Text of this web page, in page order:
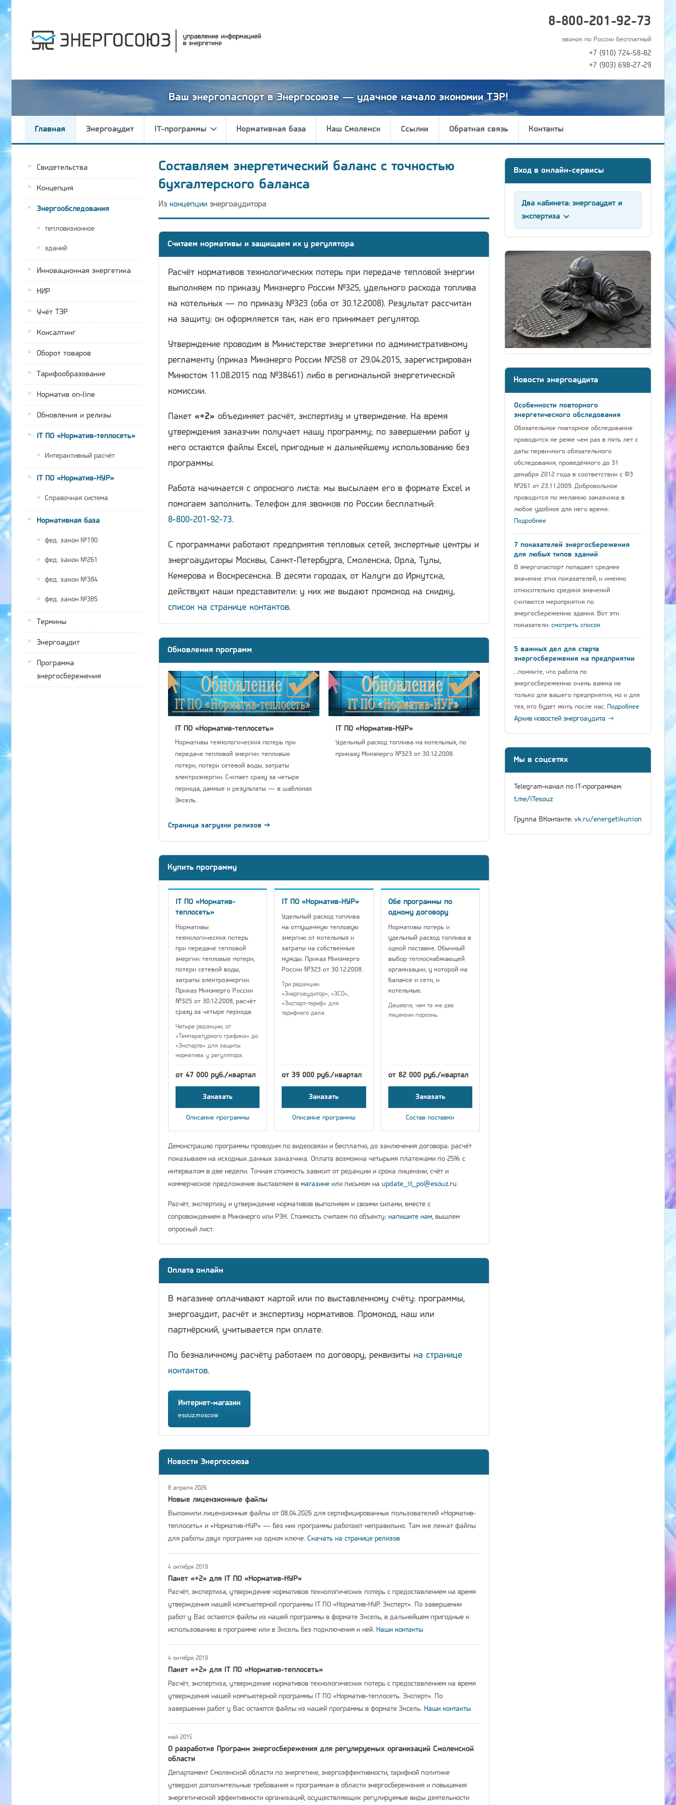
8-800-201-92-73
звонок по России бесплатный
+7 (910) 724-58-82
+7 (903) 698-27-29
Ваш энергопаспорт в Энергосоюзе — удачное начало экономии ТЭР!
Главная Энергоаудит IT-программы Нормативная база Наш Смоленск Ссылки Обратная связь Контакты
Свидетельства
Концепция
Энергообследования
тепловизионное
зданий
Инновационная энергетика
НИР
Учёт ТЭР
Консалтинг
Оборот товаров
Тарифообразование
Норматив on-line
Обновления и релизы
IT ПО «Норматив-теплосеть»
Интерактивный расчёт
IT ПО «Норматив-НУР»
Справочная система
Нормативная база
фед. закон №190
фед. закон №261
фед. закон №384
фед. закон №385
Термины
Энергоаудит
Программа
энергосбережения
Составляем энергетический баланс с точностью
бухгалтерского баланса
Из концепции энергоаудитора
Считаем нормативы и защищаем их у регулятора
Расчёт нормативов технологических потерь при передаче тепловой энергии
выполняем по приказу Минэнерго России №325, удельного расхода топлива
на котельных — по приказу №323 (оба от 30.12.2008). Результат рассчитан
на защиту: он оформляется так, как его принимает регулятор.
Утверждение проводим в Министерстве энергетики по административному
регламенту (приказ Минэнерго России №258 от 29.04.2015, зарегистрирован
Минюстом 11.08.2015 под №38461) либо в региональной энергетической
комиссии.
Пакет «+2» объединяет расчёт, экспертизу и утверждение. На время
утверждения заказчик получает нашу программу; по завершении работ у
него остаются файлы Excel, пригодные к дальнейшему использованию без
программы.
Работа начинается с опросного листа: мы высылаем его в формате Excel и
помогаем заполнить. Телефон для звонков по России бесплатный:
8-800-201-92-73.
С программами работают предприятия тепловых сетей, экспертные центры и
энергоаудиторы Москвы, Санкт-Петербурга, Смоленска, Орла, Тулы,
Кемерова и Воскресенска. В десяти городах, от Калуги до Иркутска,
действуют наши представители: у них же выдают промокод на скидку,
список на странице контактов.
Обновления программ
IT ПО «Норматив-теплосеть»
Нормативы технологических потерь при
передаче тепловой энергии: тепловые
потери, потери сетевой воды, затраты
электроэнергии. Считает сразу за четыре
периода, данные и результаты — в шаблонах
Эксель.
IT ПО «Норматив-НУР»
Удельный расход топлива на котельных, по
приказу Минэнерго №323 от 30.12.2008.
Страница загрузки релизов →
Купить программу
IT ПО «Норматив-
теплосеть»
Нормативы
технологических потерь
при передаче тепловой
энергии: тепловые потери,
потери сетевой воды,
затраты электроэнергии.
Приказ Минэнерго России
№325 от 30.12.2008, расчёт
сразу за четыре периода.
Четыре редакции, от
«Температурного графика» до
«Эксперта» для защиты
норматива у регулятора.
от 47 000 руб./квартал
Заказать
Описание программы
IT ПО «Норматив-НУР»
Удельный расход топлива
на отпущенную тепловую
энергию от котельных и
затраты на собственные
нужды. Приказ Минэнерго
России №323 от 30.12.2008.
Три редакции:
«Энергоаудитор», «ЭСО»,
«Эксперт-тариф» для
тарифного дела.
от 39 000 руб./квартал
Заказать
Описание программы
Обе программы по
одному договору
Нормативы потерь и
удельный расход топлива в
одной поставке. Обычный
выбор теплоснабжающей
организации, у которой на
балансе и сети, и
котельные.
Дешевле, чем те же две
лицензии порознь.
от 82 000 руб./квартал
Заказать
Состав поставки
Демонстрацию программы проводим по видеосвязи и бесплатно, до заключения договора: расчёт
показываем на исходных данных заказчика. Оплата возможна четырьмя платежами по 25% с
интервалом в две недели. Точная стоимость зависит от редакции и срока лицензии, счёт и
коммерческое предложение выставляем в магазине или письмом на update_it_po@esouz.ru.
Расчёт, экспертизу и утверждение нормативов выполняем и своими силами, вместе с
сопровождением в Минэнерго или РЭК. Стоимость считаем по объекту: напишите нам, вышлем
опросный лист.
Оплата онлайн
В магазине оплачивают картой или по выставленному счёту: программы,
энергоаудит, расчёт и экспертизу нормативов. Промокод, наш или
партнёрский, учитывается при оплате.
По безналичному расчёту работаем по договору, реквизиты на странице
контактов.
Интернет-магазин
esouz.moscow
Новости Энергосоюза
8 апреля 2026
Новые лицензионные файлы
Выложили лицензионные файлы от 08.04.2026 для сертифицированных пользователей «Норматив-
теплосеть» и «Норматив-НУР» — без них программы работают неправильно. Там же лежат файлы
для работы двух программ на одном ключе. Скачать на странице релизов
4 октября 2019
Пакет «+2» для IT ПО «Норматив-НУР»
Расчёт, экспертиза, утверждение нормативов технологических потерь с предоставлением на время
утверждения нашей компьютерной программы IT ПО «Норматив-НУР. Эксперт». По завершении
работ у Вас остаются файлы из нашей программы в формате Эксель, в дальнейшем пригодные к
использованию в программе или в Эксель без подключения к ней. Наши контакты
4 октября 2019
Пакет «+2» для IT ПО «Норматив-теплосеть»
Расчёт, экспертиза, утверждение нормативов технологических потерь с предоставлением на время
утверждения нашей компьютерной программы IT ПО «Норматив-теплосеть. Эксперт». По
завершении работ у Вас остаются файлы из нашей программы в формате Эксель. Наши контакты
май 2015
О разработке Программ энергосбережения для регулируемых организаций Смоленской
области
Департамент Смоленской области по энергетике, энергоэффективности, тарифной политике
утвердил дополнительные требования к программам в области энергосбережения и повышения
энергетической эффективности организаций, осуществляющих регулируемые виды деятельности
Вход в онлайн-сервисы
Два кабинета: энергоаудит и
экспертиза
Новости энергоаудита
Особенности повторного
энергетического обследования
Обязательное повторное обследование
проводится не реже чем раз в пять лет с
даты первичного обязательного
обследования, проведённого до 31
декабря 2012 года в соответствии с ФЗ
№261 от 23.11.2009. Добровольное
проводится по желанию заказчика в
любое удобное для него время.
Подробнее
7 показателей энергосбережения
для любых типов зданий
В энергопаспорт попадает среднее
значение этих показателей, и именно
относительно средних значений
считаются мероприятия по
энергосбережению здания. Вот эти
показатели: смотреть список
5 важных дел для старта
энергосбережения на предприятии
…помните, что работа по
энергосбережению очень важна не
только для вашего предприятия, но и для
тех, кто будет жить после нас. Подробнее
Архив новостей энергоаудита →
Мы в соцсетях
Telegram-канал по IT-программам:
t.me/ITesouz
Группа ВКонтакте: vk.ru/energetikunion